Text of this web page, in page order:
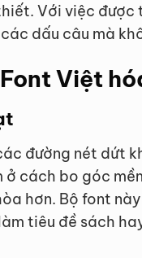
Với việc được
dấu câu mà
Việt
đường nét dứt
cách bo góc
hơn. Bộ font
tiêu đề sách